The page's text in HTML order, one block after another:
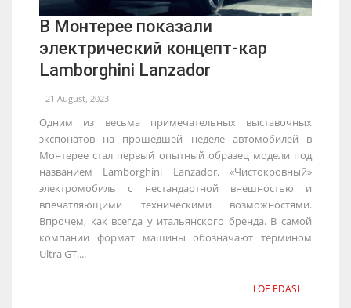
В Монтерее показали
электрический концепт-кар
Lamborghini Lanzador
21 August, 2023
Одним из весьма примечательных выставочных
экспонатов на прошедшей неделе автомобилей в
Монтерее стал первый опытный образец модели под
названием Lamborghini Lanzador. «Чистокровный»
электромобиль с нестандартной внешностью и
впечатляющими техническими возможностями.
Впрочем, как всегда у итальянского бренда. В самой
компании формат машины обозначают термином
Ultra GT....
LOE EDASI